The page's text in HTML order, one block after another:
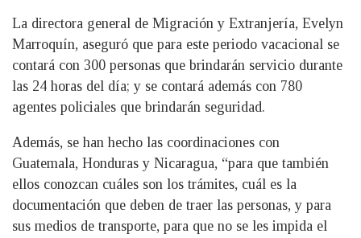
La directora general de Migración y Extranjería, Evelyn
Marroquín, aseguró que para este periodo vacacional se
contará con 300 personas que brindarán servicio durante
las 24 horas del día; y se contará además con 780
agentes policiales que brindarán seguridad.
Además, se han hecho las coordinaciones con
Guatemala, Honduras y Nicaragua, “para que también
ellos conozcan cuáles son los trámites, cuál es la
documentación que deben de traer las personas, y para
sus medios de transporte, para que no se les impida el